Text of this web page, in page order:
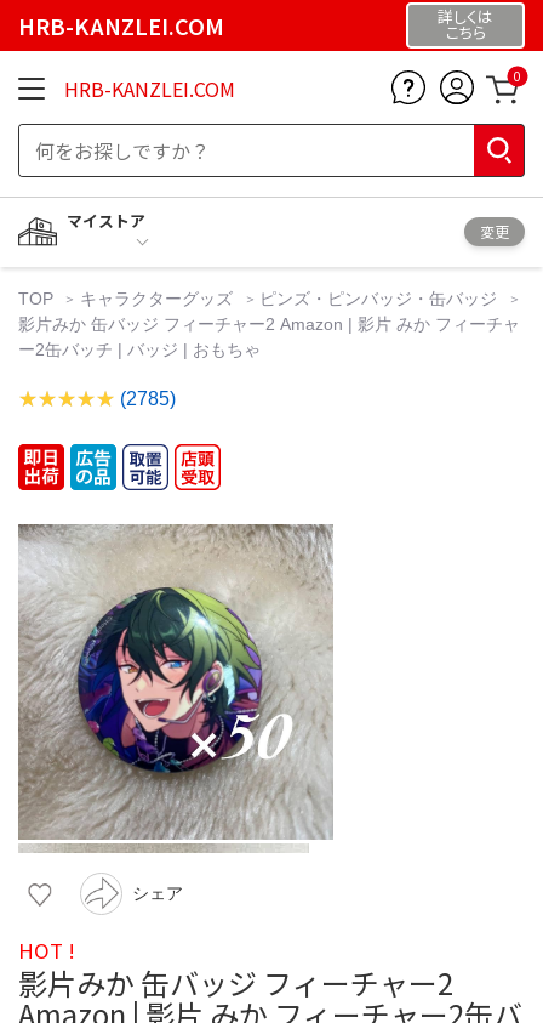
HRB-KANZLEI.COM 詳しくは
こちら
HRB-KANZLEI.COM 0
マイストア
変更
TOP キャラクターグッズ
ピンズ・ピンバッジ・缶バッジ
影片みか 缶バッジ フィーチャー2 Amazon | 影片 みか フィーチャ
ー2缶バッチ | バッジ | おもちゃ
(2785)
シェア
HOT !
影片みか 缶バッジ フィーチャー2
Amazon | 影片 みか フィーチャー2缶バ